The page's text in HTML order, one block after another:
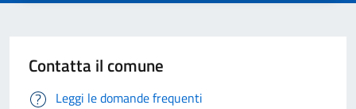
Contatta il comune
Leggi le domande frequenti